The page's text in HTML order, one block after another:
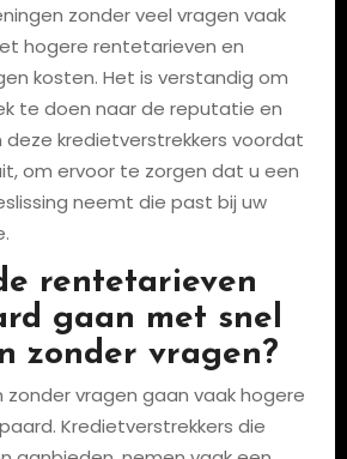
zonder veel vragen vaak
hogere rentetarieven en
kosten. Het is verstandig om
te doen naar de reputatie en
deze kredietverstrekkers voordat
om ervoor te zorgen dat u een
neemt die past bij uw
rentetarieven
gaan met snel
zonder vragen?
zonder vragen gaan vaak hogere
Kredietverstrekkers die